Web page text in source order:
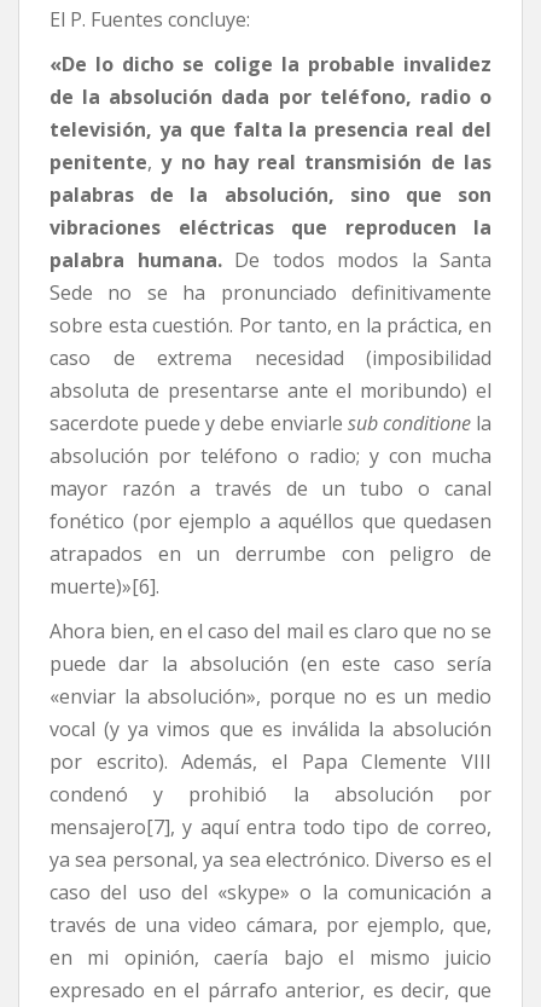
El P. Fuentes concluye:
«De lo dicho se colige la probable invalidez
de la absolución dada por teléfono, radio o
televisión, ya que falta la presencia real del
penitente,y no hay real transmisión de las
palabras de la absolución, sino que son
vibraciones eléctricas que reproducen la
palabra humana.De todos modos la Santa
Sede no se ha pronunciado definitivamente
sobre esta cuestión. Por tanto, en la práctica, en
caso de extrema necesidad (imposibilidad
absoluta de presentarse ante el moribundo) el
sacerdote puede y debe enviarle sub conditionela
absolución por teléfono o radio; y con mucha
mayor razón a través de un tubo o canal
fonético (por ejemplo a aquéllos que quedasen
atrapados en un derrumbe con peligro de
muerte)»[6].
Ahora bien, en el caso del mail es claro que no se
puede dar la absolución (en este caso sería
«enviar la absolución», porque no es un medio
vocal (y ya vimos que es inválida la absolución
por escrito). Además, el Papa Clemente VIII
condenó y prohibió la absolución por
mensajero[7], y aquí entra todo tipo de correo,
ya sea personal, ya sea electrónico. Diverso es el
caso del uso del «skype» o la comunicación a
través de una video cámara, por ejemplo, que,
en mi opinión, caería bajo el mismo juicio
expresado en el párrafo anterior, es decir, que